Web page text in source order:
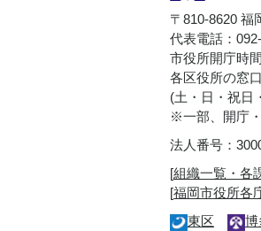
〒810-8620 福
代表電話：
市役所開庁時
各区役所の窓
(土・日・祝日
※一部、開庁
法人番号：
[組織一覧・各
[福岡市役所各
東区
博